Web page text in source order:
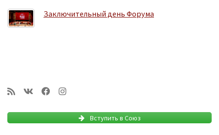
Заключительный день Форума
Вступить в Союз